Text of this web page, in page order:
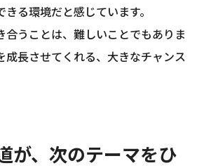
る環境だと感じています。
合うことは、難しいことでもありま
成長させてくれる、大きなチャンス
が、次のテーマをひ